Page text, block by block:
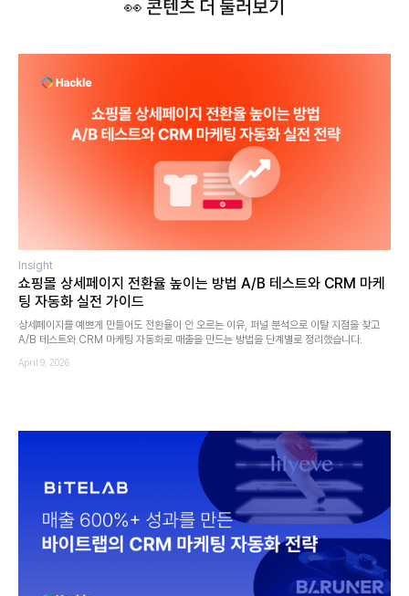
👀 콘텐츠 더 둘러보기
Insight
쇼핑몰 상세페이지 전환율 높이는 방법 A/B 테스트와 CRM 마케
팅 자동화 실전 가이드
상세페이지를 예쁘게 만들어도 전환율이 안 오르는 이유, 퍼널 분석으로 이탈 지점을 찾고
A/B 테스트와 CRM 마케팅 자동화로 매출을 만드는 방법을 단계별로 정리했습니다.
April 9, 2026